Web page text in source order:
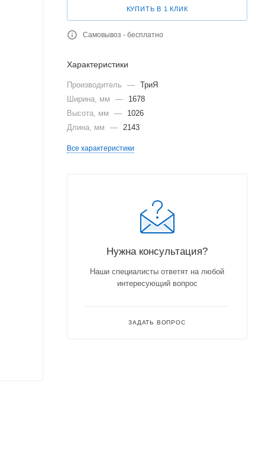
КУПИТЬ В 1 КЛИК
Самовывоз - бесплатно
Характеристики
Производитель — ТриЯ
Ширина, мм
—
1678
Высота, мм
—
1026
Длина, мм
— 2143
Все характеристики
Нужна консультация?
Наши специалисты ответят на любой
интересующий вопрос
ЗАДАТЬ ВОПРОС